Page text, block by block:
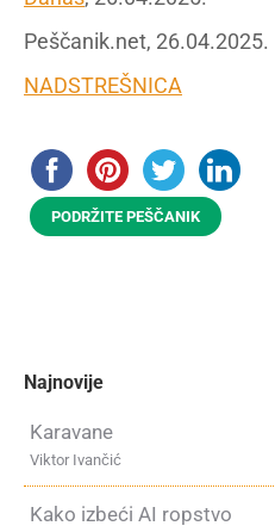
Peščanik.net, 26.04.2025.
NADSTREŠNICA
PODRŽITE PEŠČANIK
Najnovije
Karavane
Viktor Ivančić
Kako izbeći AI ropstvo